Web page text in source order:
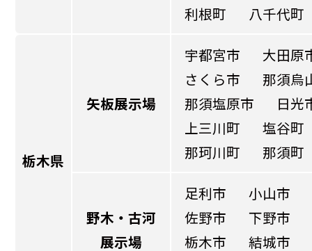
利根町
八千代町
栃木県
矢板展示場
宇都宮市
大田原
さくら市
那須烏
那須塩原市
日光
上三川町
塩谷町
那珂川町
那須町
野木・古河
展示場
足利市
小山市
佐野市
下野市
栃木市
結城市